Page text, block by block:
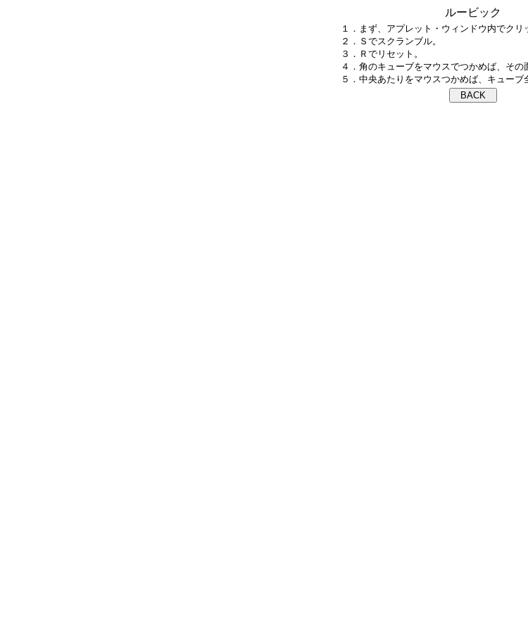
ルービック
１．まず、アプレット・ウィンドウ内でクリ
２．Ｓでスクランブル。
３．Ｒでリセット。
４．角のキューブをマウスでつかめば、その